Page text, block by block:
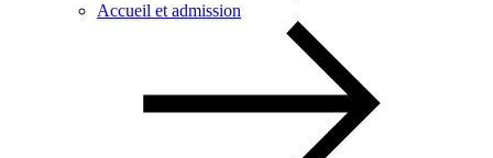
Accueil et admission